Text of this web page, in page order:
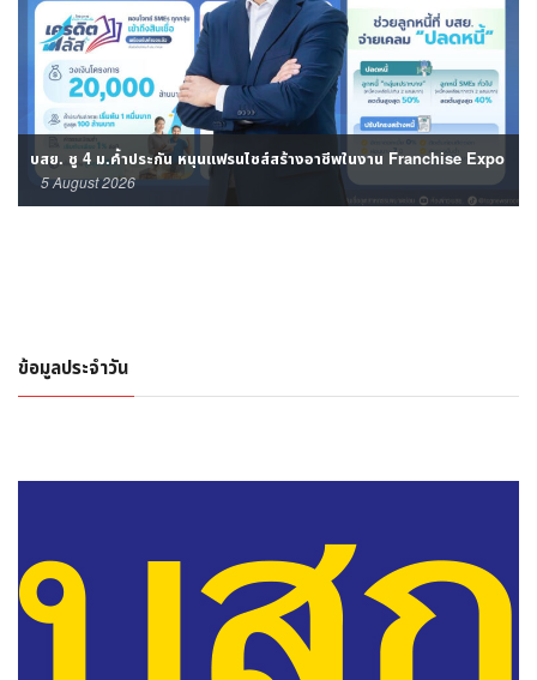
‘สร้างชีวิตใหม่’ โมเดล ‘ตัดวงจรผิดซ้ำ!’
1 August 2026
ข้อมูลประจำวัน